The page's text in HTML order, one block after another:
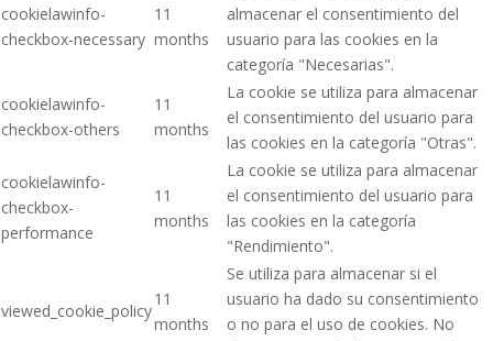
cookielawinfo-
checkbox-necessary
11
months
almacenar el consentimiento del
usuario para las cookies en la
categoría "Necesarias".
cookielawinfo-
checkbox-others
11
months
La cookie se utiliza para almacenar
el consentimiento del usuario para
las cookies en la categoría "Otras".
cookielawinfo-
checkbox-
performance
11
months
La cookie se utiliza para almacenar
el consentimiento del usuario para
las cookies en la categoría
"Rendimiento".
viewed_cookie_policy
11
months
Se utiliza para almacenar si el
usuario ha dado su consentimiento
o no para el uso de cookies. No